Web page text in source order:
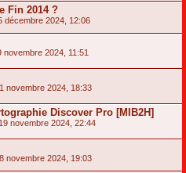
Fin 2014 ?
décembre 2024, 12:06
novembre 2024, 11:51
novembre 2024, 18:33
Discover Pro [MIB2H]
19 novembre 2024, 22:44
novembre 2024, 19:03